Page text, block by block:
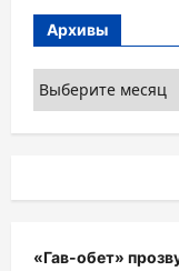
Архивы
Архивы
«Гав-обет»